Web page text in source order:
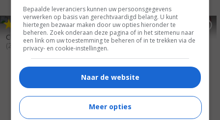
,9
Christmas at Holly Lodge
(2017)
6,2
Sleigh Bells Ring (2016)
Bepaalde leveranciers kunnen uw persoonsgegevens
verwerken op basis van gerechtvaardigd belang. U kunt
hiertegen bezwaar maken door uw opties hieronder te
beheren. Zoek onderaan deze pagina of in het sitemenu naar
een link om uw toestemming te beheren of in te trekken via de
privacy- en cookie-instellingen.
Naar de website
Meer opties